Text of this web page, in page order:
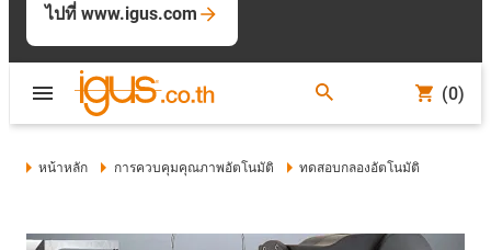
ไปที่ www.igus.com
(0)
หน้าหลัก การควบคุมคุณภาพอัตโนมัติ ทดสอบกลองอัตโนมัติ